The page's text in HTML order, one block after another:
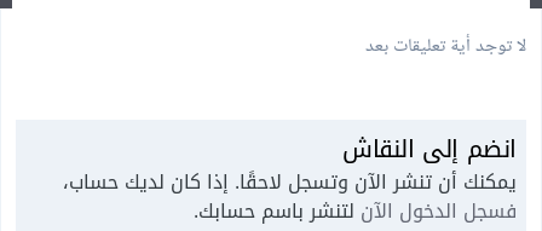
لا توجد أية تعليقات بعد
انضم إلى النقاش
يمكنك أن تنشر الآن وتسجل لاحقًا. إذا كان لديك حساب،
فسجل الدخول الآن لتنشر باسم حسابك.